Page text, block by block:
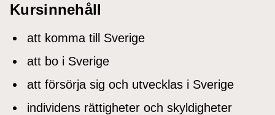
Kursinnehåll
att komma till Sverige
att bo i Sverige
att försörja sig och utvecklas i Sverige
individens rättigheter och skyldigheter